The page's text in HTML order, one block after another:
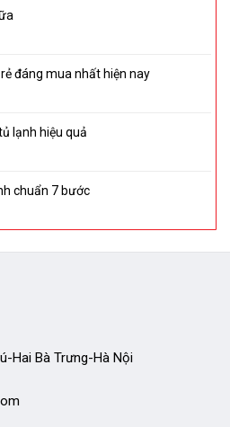
đáng mua nhất hiện nay
lạnh hiệu quả
chuẩn 7 bước
Hai Bà Trưng-Hà Nội